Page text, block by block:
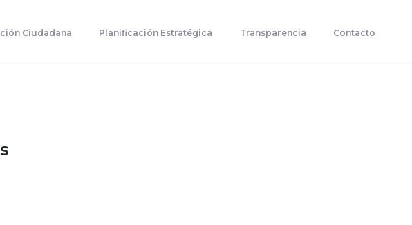
Ciudadana Planificación Estratégica Transparencia Contacto